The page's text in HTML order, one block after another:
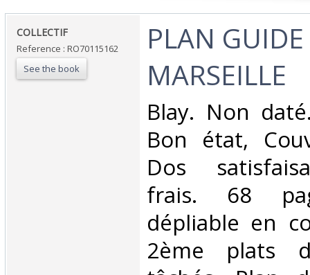
‎COLLECTIF‎
Reference : RO70115162
See the book
‎PLAN
MARSEILLE‎
‎Blay. Non
Bon état,
Dos
frais. 68
dépliable en
2ème plats